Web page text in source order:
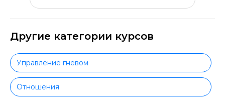
Другие категории курсов
Управление гневом
Отношения